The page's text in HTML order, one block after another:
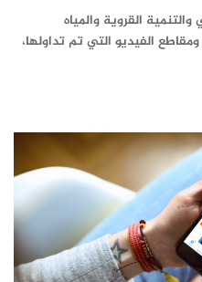
والتنمية القروية والمياه
ومقاطع الفيديو التي تم تداولها،